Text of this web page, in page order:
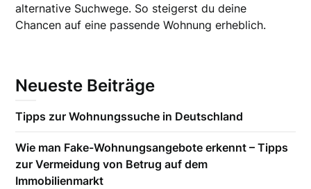
alternative Suchwege. So steigerst du deine
Chancen auf eine passende Wohnung erheblich.
Neueste Beiträge
Tipps zur Wohnungssuche in Deutschland
Wie man Fake-Wohnungsangebote erkennt – Tipps
zur Vermeidung von Betrug auf dem
Immobilienmarkt